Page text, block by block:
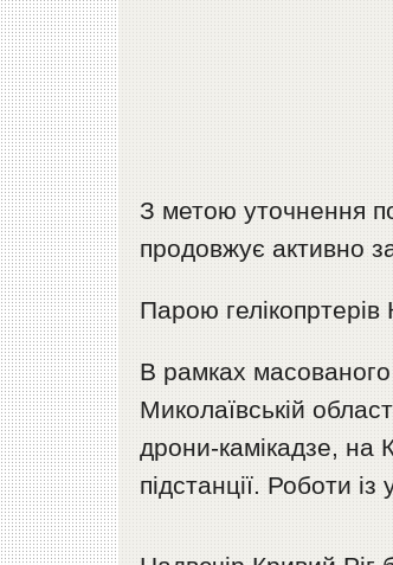
З метою уточнення
продовжує активно
Парою гелікопртерів
В рамках масованого
Миколаївській
дрони-камікадзе, на
підстанції. Роботи